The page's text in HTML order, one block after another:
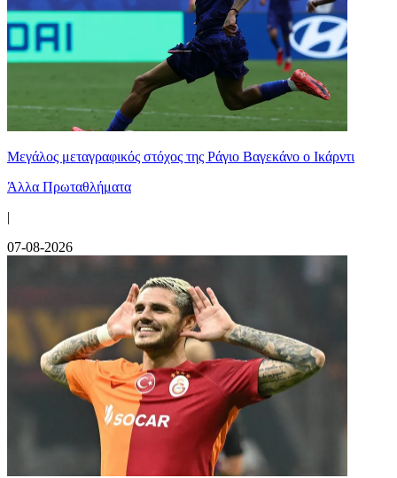
Μεγάλος μεταγραφικός στόχος της Ράγιο Βαγεκάνο ο Ικάρντι
Άλλα Πρωταθλήματα
|
07-08-2026